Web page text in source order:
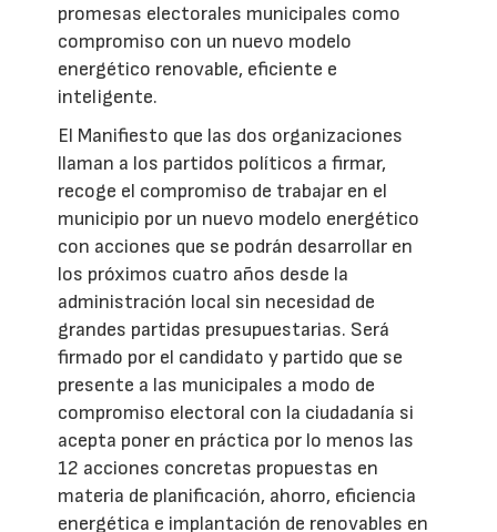
promesas electorales municipales como
compromiso con un nuevo modelo
energético renovable, eficiente e
inteligente.
El Manifiesto que las dos organizaciones
llaman a los partidos políticos a firmar,
recoge el compromiso de trabajar en el
municipio por un nuevo modelo energético
con acciones que se podrán desarrollar en
los próximos cuatro años desde la
administración local sin necesidad de
grandes partidas presupuestarias. Será
firmado por el candidato y partido que se
presente a las municipales a modo de
compromiso electoral con la ciudadanía si
acepta poner en práctica por lo menos las
12 acciones concretas propuestas en
materia de planificación, ahorro, eficiencia
energética e implantación de renovables en